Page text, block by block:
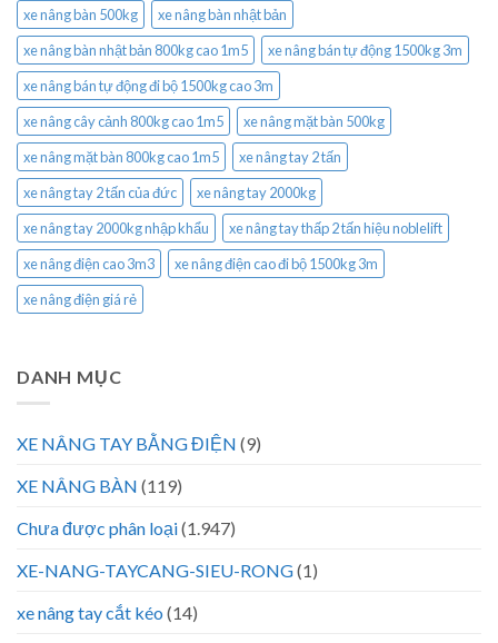
xe nâng bàn 500kg
xe nâng bàn nhật bản
xe nâng bàn nhật bản 800kg cao 1m5
xe nâng bán tự động 1500kg 3m
xe nâng bán tự động đi bộ 1500kg cao 3m
xe nâng cây cảnh 800kg cao 1m5
xe nâng mặt bàn 500kg
xe nâng mặt bàn 800kg cao 1m5
xe nâng tay 2 tấn
xe nâng tay 2 tấn của đức
xe nâng tay 2000kg
xe nâng tay 2000kg nhập khẩu
xe nâng tay thấp 2 tấn hiệu noblelift
xe nâng điện cao 3m3
xe nâng điện cao đi bộ 1500kg 3m
xe nâng điện giá rẻ
DANH MỤC
XE NÂNG TAY BẰNG ĐIỆN (9)
XE NÂNG BÀN (119)
Chưa được phân loại(1.947)
XE-NANG-TAYCANG-SIEU-RONG(1)
xe nâng tay cắt kéo (14)